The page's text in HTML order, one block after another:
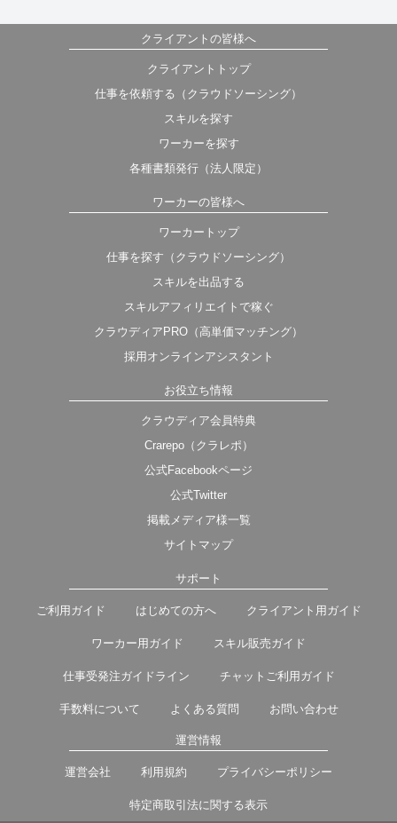
クライアントの皆様へ
クライアントトップ
仕事を依頼する（クラウドソーシング）
スキルを探す
ワーカーを探す
各種書類発行（法人限定）
ワーカーの皆様へ
ワーカートップ
仕事を探す（クラウドソーシング）
スキルを出品する
スキルアフィリエイトで稼ぐ
クラウディアPRO（高単価マッチング）
採用オンラインアシスタント
お役立ち情報
クラウディア会員特典
Crarepo（クラレポ）
公式Facebookページ
公式Twitter
掲載メディア様一覧
サイトマップ
サポート
ご利用ガイド はじめての方へ クライアント用ガイド
ワーカー用ガイド スキル販売ガイド
仕事受発注ガイドライン チャットご利用ガイド
手数料について よくある質問 お問い合わせ
運営情報
運営会社 利用規約 プライバシーポリシー
特定商取引法に関する表示